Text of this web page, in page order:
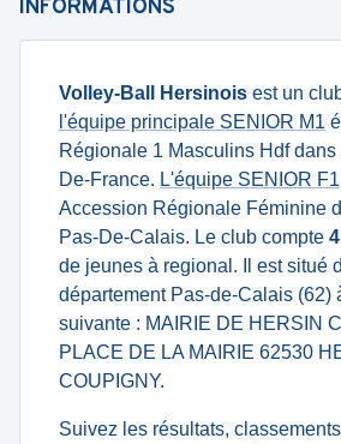
INFORMATIONS
Volley-Ball Hersinois est un
l'équipe principale SENIOR M1
Régionale 1 Masculins Hdf
De-France. L'équipe SENIOR F1
Accession Régionale Féminine
Pas-De-Calais. Le club compte
de jeunes à regional. Il est situé
département Pas-de-Calais (62)
suivante : MAIRIE DE HERSIN
PLACE DE LA MAIRIE 62530
COUPIGNY.
Suivez les résultats,